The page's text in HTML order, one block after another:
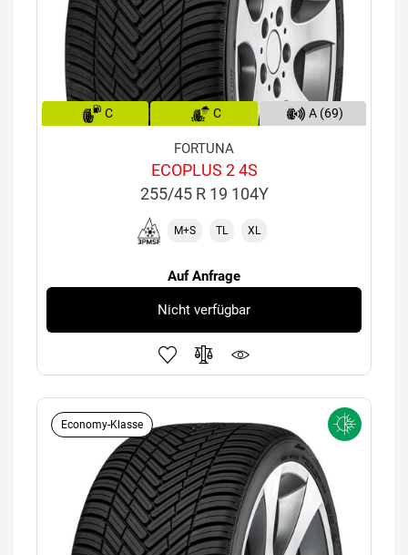
C C A (69)
FORTUNA
ECOPLUS 2 4S
255/45 R 19 104Y
M+S TL XL
Auf Anfrage
Nicht verfügbar
Economy-Klasse